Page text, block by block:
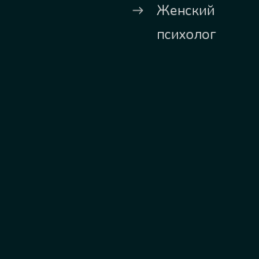
Женский
психолог